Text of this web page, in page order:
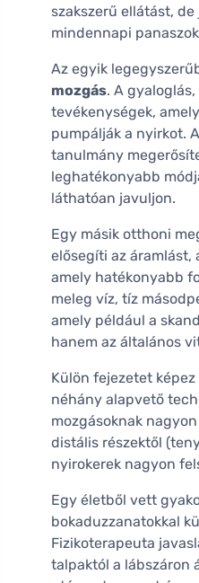
szakszerű ellátást,
mindennapi
Az egyik
mozgás. A
tevékenységek,
pumpálják a nyirkot. A
tanulmány
leghatékonyabb
láthatóan javuljon.
Egy másik otthoni
elősegíti az áramlást,
amely hatékonyabb
meleg víz, tíz
amely például a
hanem az általános
Külön fejezetet képez
néhány alapvető
mozgásoknak
distális részektől
nyirokerek nagyon
Egy életből vett
bokaduzzanatokkal
Fizikoterapeuta
talpaktól a lábszáron